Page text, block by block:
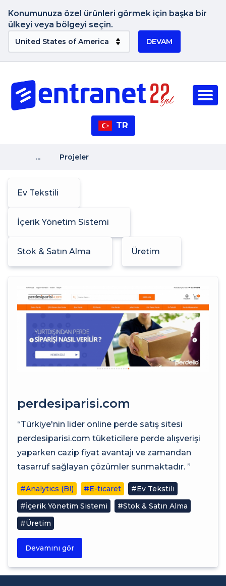
Konumunuza özel ürünleri görmek için başka bir
ülkeyi veya bölgeyi seçin.
DEVAM
TR
... Projeler
Ev Tekstili
İçerik Yönetim Sistemi
Stok & Satın Alma Üretim
perdesiparisi.com
“Türkiye'nin lider online perde satış sitesi
perdesiparisi.com tüketicilere perde alışverişi
yaparken cazip fiyat avantajı ve zamandan
tasarruf sağlayan çözümler sunmaktadır. ”
#Analytics (BI) #E-ticaret
#Ev Tekstili
#İçerik Yönetim Sistemi
#Stok & Satın Alma
#Üretim
Devamını gör